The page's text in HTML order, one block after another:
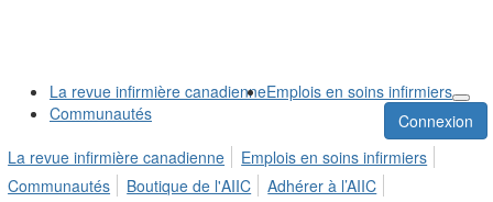
La revue infirmière canadienneEmplois en soins infirmiers
Communautés
Connexion
La revue infirmière canadienne
Emplois en soins infirmiers
Communautés
Boutique de l'AIIC Adhérer à l’AIIC